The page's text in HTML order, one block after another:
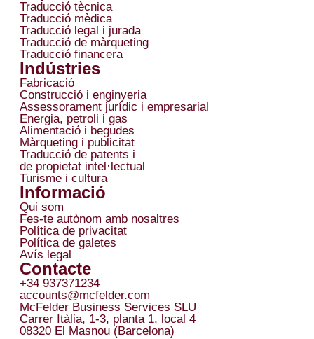
Traducció tècnica
Traducció mèdica
Traducció legal i jurada
Traducció de màrqueting
Traducció financera
Indústries
Fabricació
Construcció i enginyeria
Assessorament jurídic i empresarial
Energia, petroli i gas
Alimentació i begudes
Màrqueting i publicitat
Traducció de patents i
de propietat intel·lectual
Turisme i cultura
Informació
Qui som
Fes-te autònom amb nosaltres
Política de privacitat
Política de galetes
Avís legal
Contacte
+34 937371234
accounts@mcfelder.com
McFelder Business Services SLU
Carrer Itàlia, 1-3, planta 1, local 4
08320 El Masnou (Barcelona)